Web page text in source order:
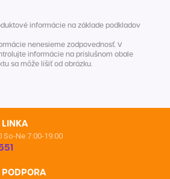
informácie na základe podkladov
nenesieme zodpovednosť. V
informácie na príslušnom obale
sa môže líšiť od obrázku.
So-Ne 7:00-19:00